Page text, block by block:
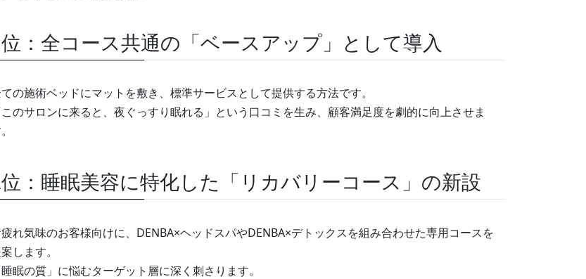
：全コース共通の「ベースアップ」として導入
の施術ベッドにマットを敷き、標準サービスとして提供する方法です。
このサロンに来ると、夜ぐっすり眠れる」という口コミを生み、顧客満足度を劇的に向上させま
：睡眠美容に特化した「リカバリーコース」の新設
れ気味のお客様向けに、DENBA×ヘッドスパやDENBA×デトックスを組み合わせた専用コースを
します。
睡眠の質」に悩むターゲット層に深く刺さります。